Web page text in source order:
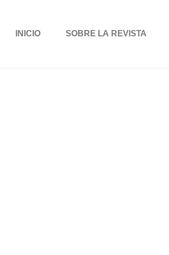
INICIO SOBRE LA REVISTA